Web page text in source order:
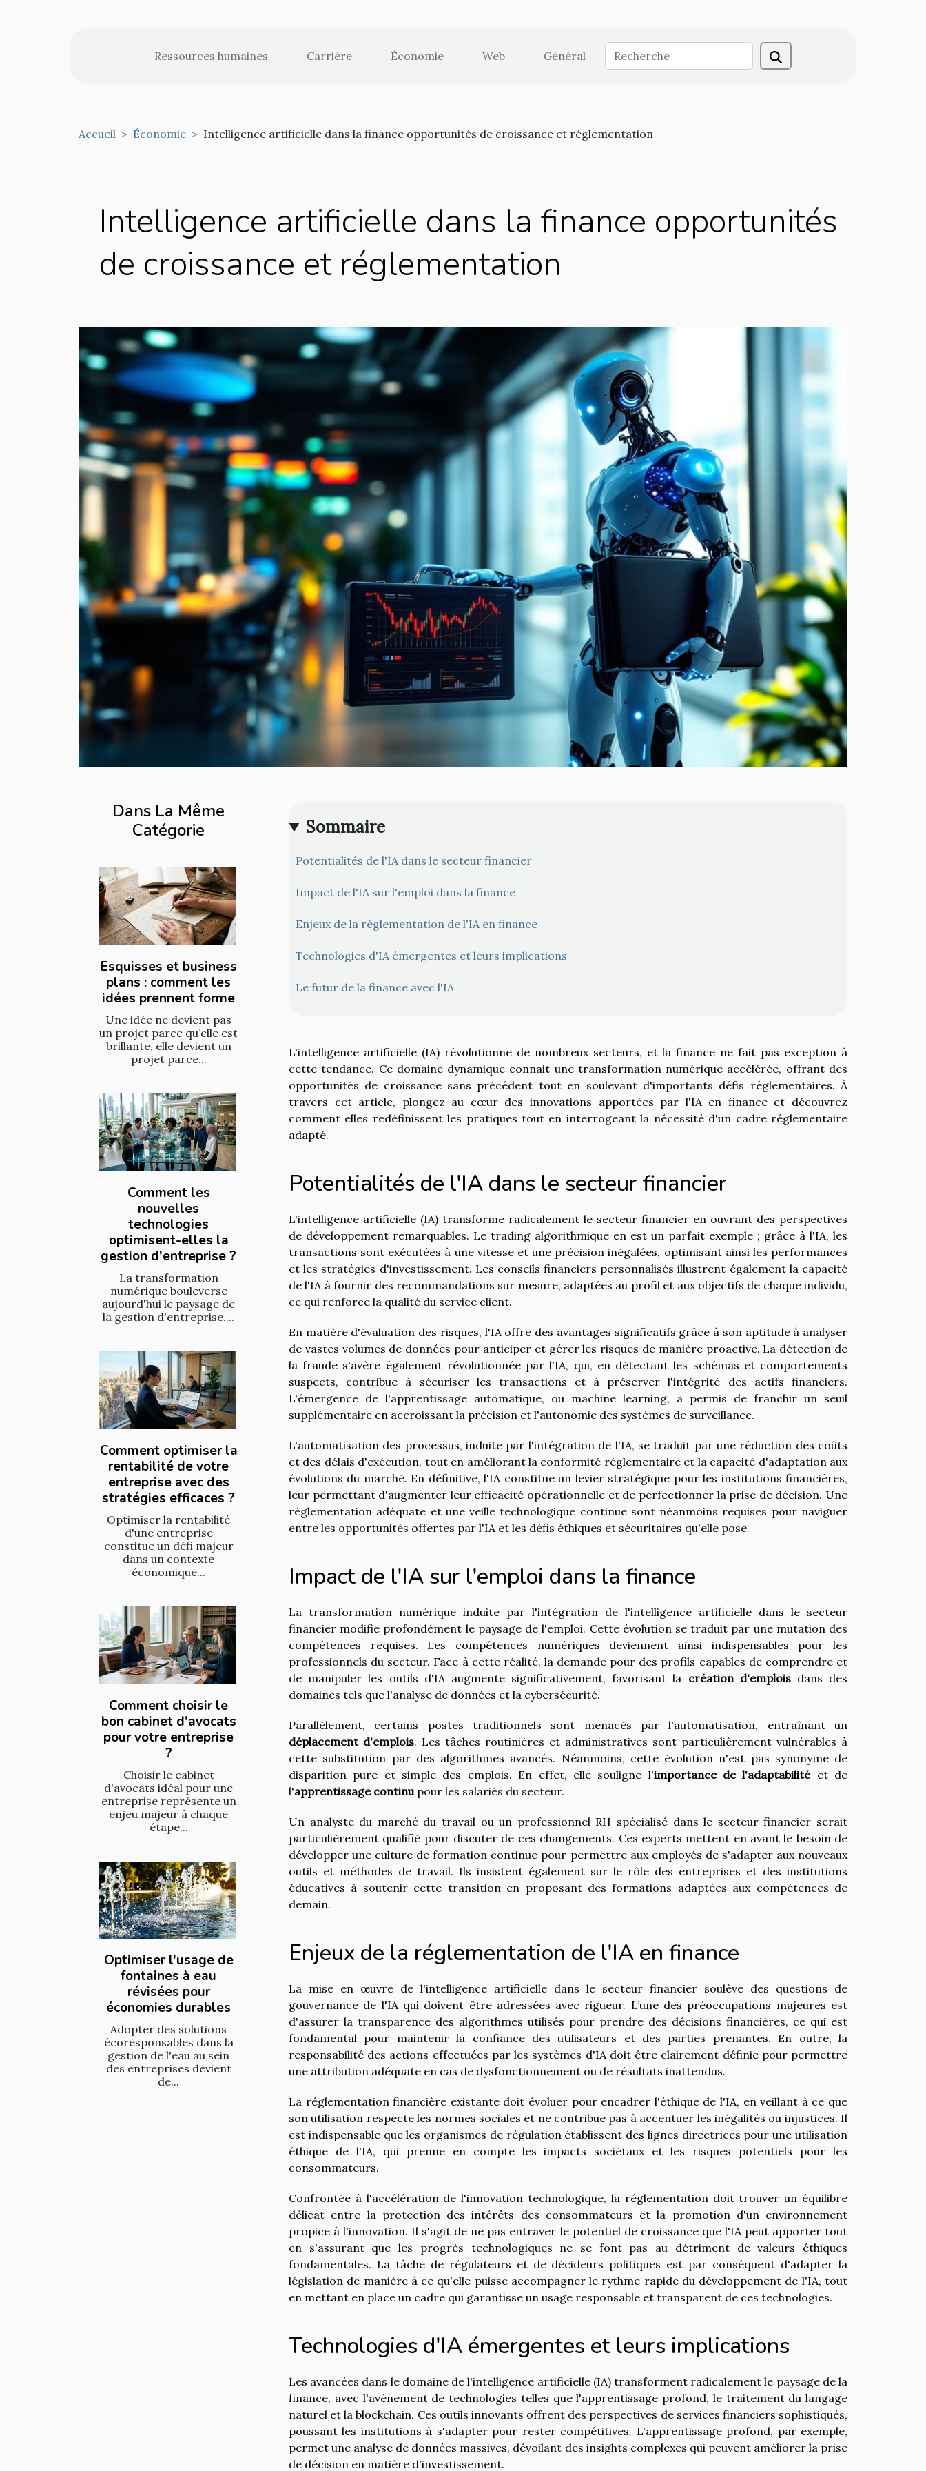
Ressources humaines Carrière Économie Web Général
Accueil Économie Intelligence artificielle dans la finance opportunités de croissance et réglementation
Intelligence artificielle dans la finance opportunités
de croissance et réglementation
Dans La Même
Catégorie
Esquisses et business
plans : comment les
idées prennent forme
Une idée ne devient pas
un projet parce qu’elle est
brillante, elle devient un
projet parce...
Comment les
nouvelles
technologies
optimisent-elles la
gestion d'entreprise ?
La transformation
numérique bouleverse
aujourd'hui le paysage de
la gestion d'entreprise....
Comment optimiser la
rentabilité de votre
entreprise avec des
stratégies efficaces ?
Optimiser la rentabilité
d'une entreprise
constitue un défi majeur
dans un contexte
économique...
Comment choisir le
bon cabinet d'avocats
pour votre entreprise
?
Choisir le cabinet
d'avocats idéal pour une
entreprise représente un
enjeu majeur à chaque
étape...
Optimiser l'usage de
fontaines à eau
révisées pour
économies durables
Adopter des solutions
écoresponsables dans la
gestion de l'eau au sein
des entreprises devient
de...
Sommaire
Potentialités de l'IA dans le secteur financier
Impact de l'IA sur l'emploi dans la finance
Enjeux de la réglementation de l'IA en finance
Technologies d'IA émergentes et leurs implications
Le futur de la finance avec l'IA
L'intelligence artificielle (IA) révolutionne de nombreux secteurs, et la finance ne fait pas exception à
cette tendance. Ce domaine dynamique connait une transformation numérique accélérée, offrant des
opportunités de croissance sans précédent tout en soulevant d'importants défis réglementaires. À
travers cet article, plongez au cœur des innovations apportées par l'IA en finance et découvrez
comment elles redéfinissent les pratiques tout en interrogeant la nécessité d'un cadre réglementaire
adapté.
Potentialités de l'IA dans le secteur financier
L'intelligence artificielle (IA) transforme radicalement le secteur financier en ouvrant des perspectives
de développement remarquables. Le trading algorithmique en est un parfait exemple ; grâce à l'IA, les
transactions sont exécutées à une vitesse et une précision inégalées, optimisant ainsi les performances
et les stratégies d'investissement. Les conseils financiers personnalisés illustrent également la capacité
de l'IA à fournir des recommandations sur mesure, adaptées au profil et aux objectifs de chaque individu,
ce qui renforce la qualité du service client.
En matière d'évaluation des risques, l'IA offre des avantages significatifs grâce à son aptitude à analyser
de vastes volumes de données pour anticiper et gérer les risques de manière proactive. La détection de
la fraude s'avère également révolutionnée par l'IA, qui, en détectant les schémas et comportements
suspects, contribue à sécuriser les transactions et à préserver l'intégrité des actifs financiers.
L'émergence de l'apprentissage automatique, ou machine learning, a permis de franchir un seuil
supplémentaire en accroissant la précision et l'autonomie des systèmes de surveillance.
L'automatisation des processus, induite par l'intégration de l'IA, se traduit par une réduction des coûts
et des délais d'exécution, tout en améliorant la conformité réglementaire et la capacité d'adaptation aux
évolutions du marché. En définitive, l'IA constitue un levier stratégique pour les institutions financières,
leur permettant d'augmenter leur efficacité opérationnelle et de perfectionner la prise de décision. Une
réglementation adéquate et une veille technologique continue sont néanmoins requises pour naviguer
entre les opportunités offertes par l'IA et les défis éthiques et sécuritaires qu'elle pose.
Impact de l'IA sur l'emploi dans la finance
La transformation numérique induite par l'intégration de l'intelligence artificielle dans le secteur
financier modifie profondément le paysage de l'emploi. Cette évolution se traduit par une mutation des
compétences requises. Les compétences numériques deviennent ainsi indispensables pour les
professionnels du secteur. Face à cette réalité, la demande pour des profils capables de comprendre et
de manipuler les outils d'IA augmente significativement, favorisant la création d'emploisdans des
domaines tels que l'analyse de données et la cybersécurité.
Parallèlement, certains postes traditionnels sont menacés par l'automatisation, entraînant un
déplacement d'emplois. Les tâches routinières et administratives sont particulièrement vulnérables à
cette substitution par des algorithmes avancés. Néanmoins, cette évolution n'est pas synonyme de
disparition pure et simple des emplois. En effet, elle souligne l'importance de l'adaptabilitéet de
l'apprentissage continu pour les salariés du secteur.
Un analyste du marché du travail ou un professionnel RH spécialisé dans le secteur financier serait
particulièrement qualifié pour discuter de ces changements. Ces experts mettent en avant le besoin de
développer une culture de formation continue pour permettre aux employés de s'adapter aux nouveaux
outils et méthodes de travail. Ils insistent également sur le rôle des entreprises et des institutions
éducatives à soutenir cette transition en proposant des formations adaptées aux compétences de
demain.
Enjeux de la réglementation de l'IA en finance
La mise en œuvre de l'intelligence artificielle dans le secteur financier soulève des questions de
gouvernance de l'IA qui doivent être adressées avec rigueur. L’une des préoccupations majeures est
d'assurer la transparence des algorithmes utilisés pour prendre des décisions financières, ce qui est
fondamental pour maintenir la confiance des utilisateurs et des parties prenantes. En outre, la
responsabilité des actions effectuées par les systèmes d'IA doit être clairement définie pour permettre
une attribution adéquate en cas de dysfonctionnement ou de résultats inattendus.
La réglementation financière existante doit évoluer pour encadrer l'éthique de l'IA, en veillant à ce que
son utilisation respecte les normes sociales et ne contribue pas à accentuer les inégalités ou injustices. Il
est indispensable que les organismes de régulation établissent des lignes directrices pour une utilisation
éthique de l'IA, qui prenne en compte les impacts sociétaux et les risques potentiels pour les
consommateurs.
Confrontée à l'accélération de l'innovation technologique, la réglementation doit trouver un équilibre
délicat entre la protection des intérêts des consommateurs et la promotion d'un environnement
propice à l'innovation. Il s'agit de ne pas entraver le potentiel de croissance que l'IA peut apporter tout
en s'assurant que les progrès technologiques ne se font pas au détriment de valeurs éthiques
fondamentales. La tâche de régulateurs et de décideurs politiques est par conséquent d'adapter la
législation de manière à ce qu'elle puisse accompagner le rythme rapide du développement de l'IA, tout
en mettant en place un cadre qui garantisse un usage responsable et transparent de ces technologies.
Technologies d'IA émergentes et leurs implications
Les avancées dans le domaine de l'intelligence artificielle (IA) transforment radicalement le paysage de la
finance, avec l'avènement de technologies telles que l'apprentissage profond, le traitement du langage
naturel et la blockchain. Ces outils innovants offrent des perspectives de services financiers sophistiqués,
poussant les institutions à s'adapter pour rester compétitives. L'apprentissage profond, par exemple,
permet une analyse de données massives, dévoilant des insights complexes qui peuvent améliorer la prise
de décision en matière d'investissement.